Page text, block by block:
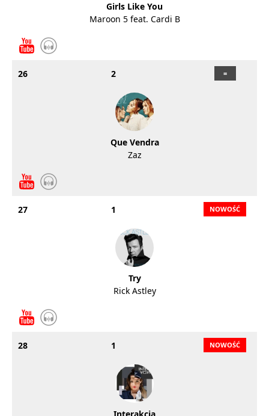
Girls Like You
Maroon 5 feat. Cardi B
26 2
Que Vendra
Zaz
27 1
Try
Rick Astley
28 1